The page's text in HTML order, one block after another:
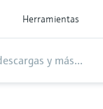
Herramientas